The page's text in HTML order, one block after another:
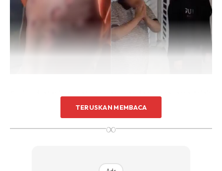
dapat menyelamatkan kanak-kanak tersebut. Bagaimana
jika perkara hampir sama berlaku di kawasan kejiranan
TERUSKAN MEMBACA
∞